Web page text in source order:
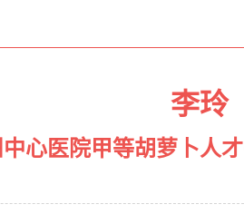
李玲
心医院甲等胡萝卜人